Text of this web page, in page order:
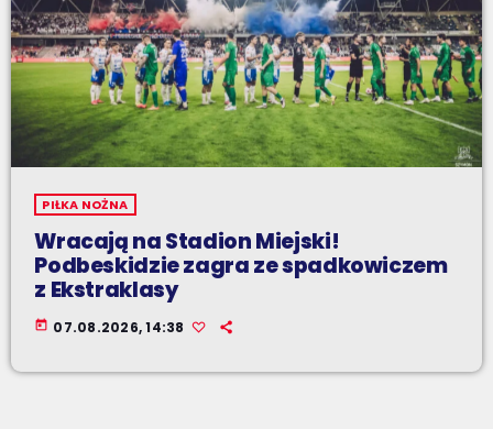
PIŁKA NOŻNA
Wracają na Stadion Miejski!
Podbeskidzie zagra ze spadkowiczem
z Ekstraklasy
today 07.08.2026, 14:38